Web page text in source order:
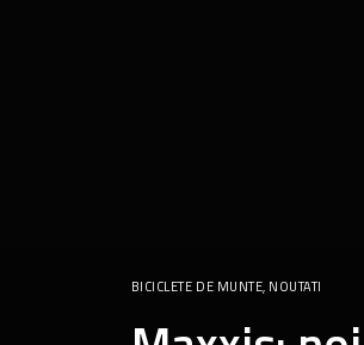
BICICLETE DE MUNTE, NOUTATI